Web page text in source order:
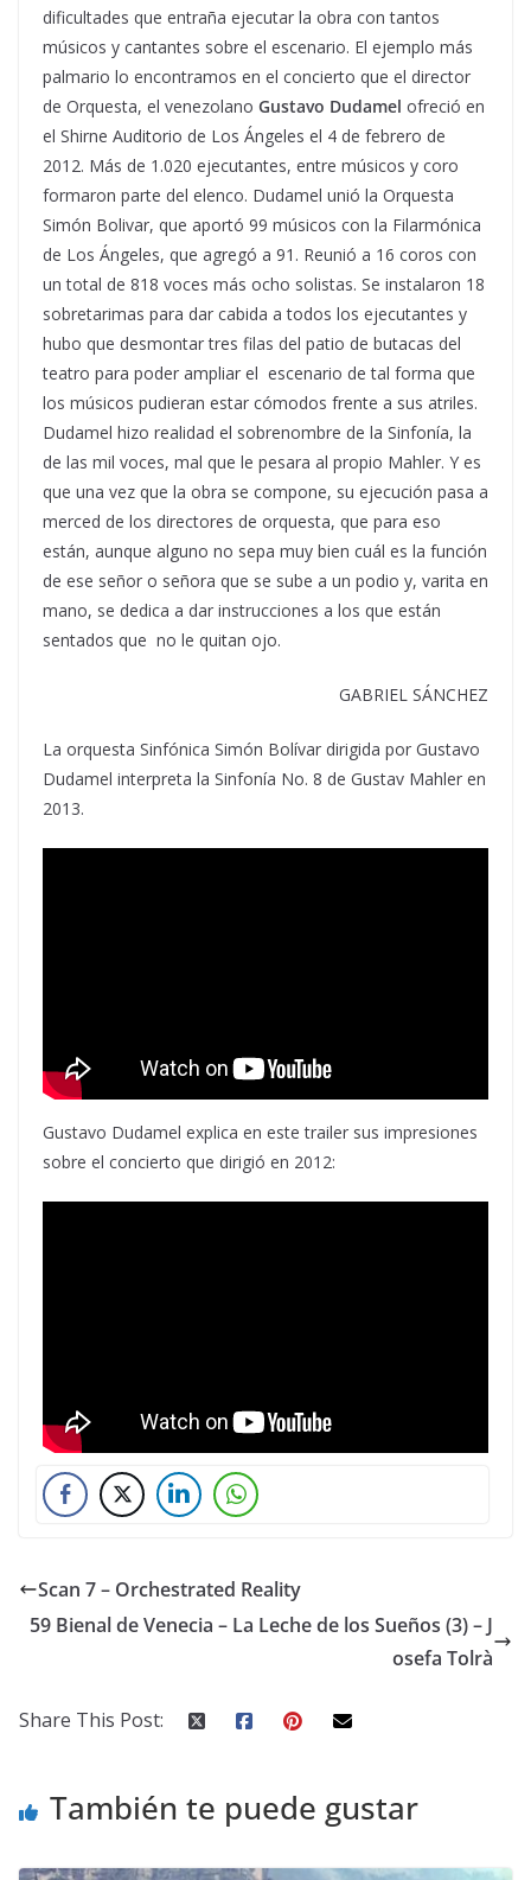
dificultades que entraña ejecutar la obra con tantos
músicos y cantantes sobre el escenario. El ejemplo más
palmario lo encontramos en el concierto que el director
de Orquesta, el venezolano Gustavo Dudamel ofreció en
el Shirne Auditorio de Los Ángeles el 4 de febrero de
2012. Más de 1.020 ejecutantes, entre músicos y coro
formaron parte del elenco. Dudamel unió la Orquesta
Simón Bolivar, que aportó 99 músicos con la Filarmónica
de Los Ángeles, que agregó a 91. Reunió a 16 coros con
un total de 818 voces más ocho solistas. Se instalaron 18
sobretarimas para dar cabida a todos los ejecutantes y
hubo que desmontar tres filas del patio de butacas del
teatro para poder ampliar el escenario de tal forma que
los músicos pudieran estar cómodos frente a sus atriles.
Dudamel hizo realidad el sobrenombre de la Sinfonía, la
de las mil voces, mal que le pesara al propio Mahler. Y es
que una vez que la obra se compone, su ejecución pasa a
merced de los directores de orquesta, que para eso
están, aunque alguno no sepa muy bien cuál es la función
de ese señor o señora que se sube a un podio y, varita en
mano, se dedica a dar instrucciones a los que están
sentados que no le quitan ojo.
GABRIEL SÁNCHEZ
La orquesta Sinfónica Simón Bolívar dirigida por Gustavo
Dudamel interpreta la Sinfonía No. 8 de Gustav Mahler en
2013.
Gustavo Dudamel explica en este trailer sus impresiones
sobre el concierto que dirigió en 2012:
Scan 7 – Orchestrated Reality
59 Bienal de Venecia – La Leche de los Sueños (3) – J
osefa Tolrà
Share This Post:
También te puede gustar